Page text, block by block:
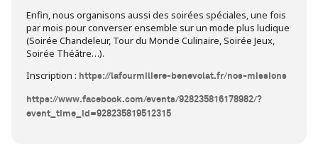
Enfin, nous organisons aussi des soirées spéciales, une fois
par mois pour converser ensemble sur un mode plus ludique
(Soirée Chandeleur, Tour du Monde Culinaire, Soirée Jeux,
Soirée Théâtre…).
Inscription : https://lafourmiliere-benevolat.fr/nos-missions
https://www.facebook.com/events/928235816178982/?
event_time_id=928235819512315